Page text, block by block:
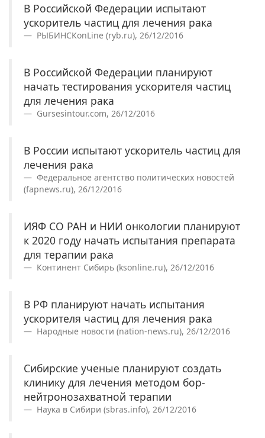
В Российской Федерации испытают
ускоритель частиц для лечения рака
РЫБИНСКonLine (ryb.ru), 26/12/2016
В Российской Федерации планируют
начать тестирования ускорителя частиц
для лечения рака
Gursesintour.com, 26/12/2016
В России испытают ускоритель частиц для
лечения рака
Федеральное агентство политических новостей
(fapnews.ru), 26/12/2016
ИЯФ СО РАН и НИИ онкологии планируют
к 2020 году начать испытания препарата
для терапии рака
Континент Сибирь (ksonline.ru), 26/12/2016
В РФ планируют начать испытания
ускорителя частиц для лечения рака‍
Народные новости (nation-news.ru), 26/12/2016
Сибирские ученые планируют создать
клинику для лечения методом бор-
нейтронозахватной терапии
Наука в Сибири (sbras.info), 26/12/2016